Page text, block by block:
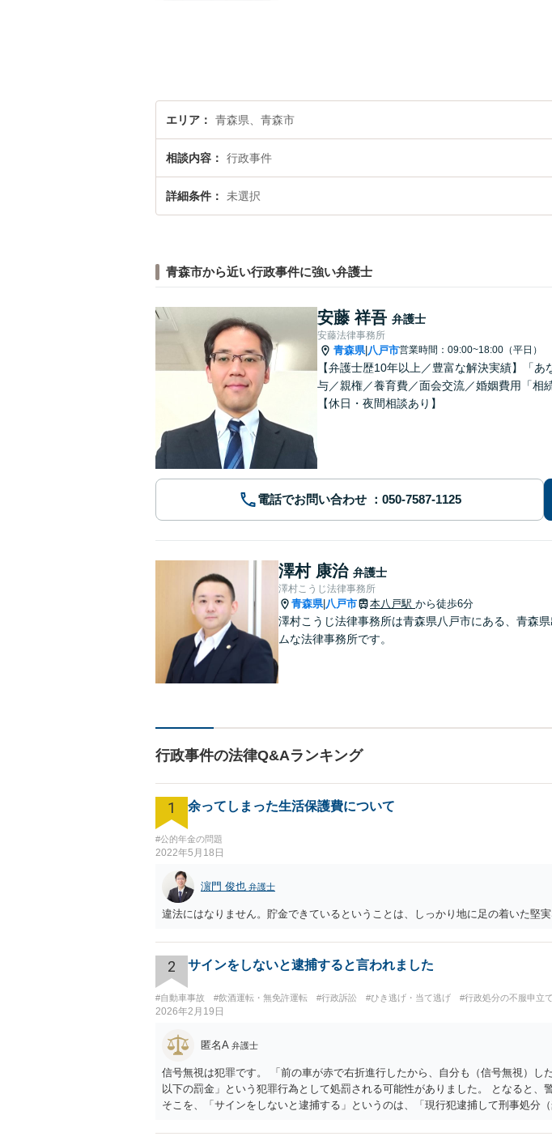
エリア 青森県、青森市
相談内容 行政事件
詳細条件 未選択
青森市から近い行政事件に強い弁護士
安藤 祥吾 弁護士
安藤法律事務所
青森県| 八戸市営業時間：09:00~18:00（平日）
【弁護士歴10年以上／豊富な解決実績】「
与／親権／養育費／面会交流／婚姻費用「相
【休日・夜間相談あり】
電話でお問い合わせ
澤村 康治 弁護士
澤村こうじ法律事務所
青森県| 八戸市 本八戸駅 から徒歩6分
澤村こうじ法律事務所は青森県八戸市にある、青森
ムな法律事務所です。
行政事件の法律Q&Aランキング
1 余ってしまった生活保護費について
#公的年金の問題
2022年5月18日
濵門 俊也 弁護士
違法にはなりません。貯金できているということは、しっかり地に足の着いた堅
2 サインをしないと逮捕すると言われました
#自動車事故 #飲酒運転・無免許運転 #行政訴訟 #ひき逃げ・当て逃げ #行政処分の不服申立て
2026年2月19日
匿名A 弁護士
信号無視は犯罪です。 「前の車が赤で右折進行したから、自分も（信号無視）
以下の罰金」という犯罪行為として処罰される可能性がありました。 となると
そこを、「サインをしないと逮捕する」というのは、「現行犯逮捕して刑事処
「こんな事を言うのだったら免許証返した方がいい」との発言ですが、実際「前